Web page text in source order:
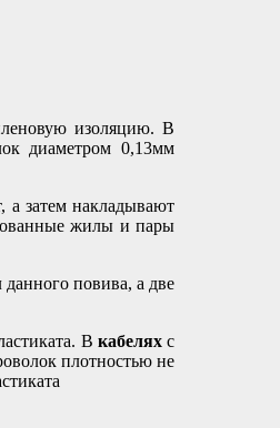
изоляцию. В
диаметром 0,13мм
затем накладывают
жилы и пары
повива, а две
В кабеляхс
плотностью не